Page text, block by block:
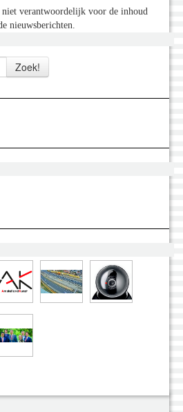
niet verantwoordelijk voor de inhoud
nieuwsberichten.